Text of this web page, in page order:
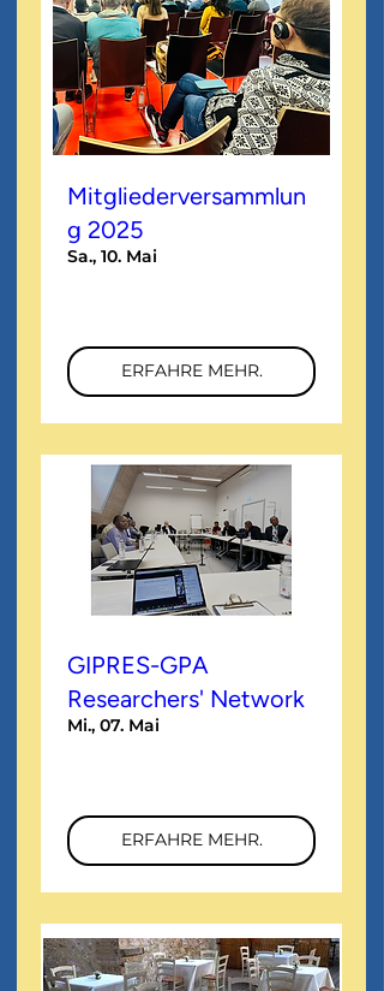
Mitgliederversammlun
g 2025
Sa., 10. Mai
ERFAHRE MEHR.
GIPRES-GPA
Researchers' Network
Mi., 07. Mai
ERFAHRE MEHR.